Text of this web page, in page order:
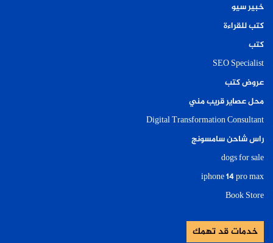
خبير سيو
كتب للقراءة
كتب
SEO Specialist
عروض كتب
محل عصاير قريب مني
Digital Transformation Consultant
راس شاحن سامسونج
dogs for sale
iphone 14 pro max
Book Store
خدمات قد تهمك